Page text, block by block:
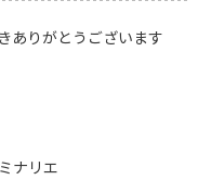
ありがとうございます
ナリエ